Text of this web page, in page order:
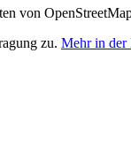
von
zu. Mehr in der